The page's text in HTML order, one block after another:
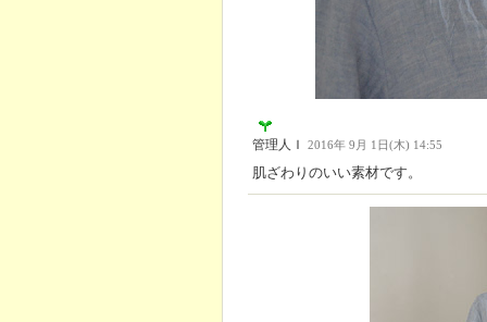
管理人Ｉ 2016年 9月 1日(木) 14:55
肌ざわりのいい素材です。